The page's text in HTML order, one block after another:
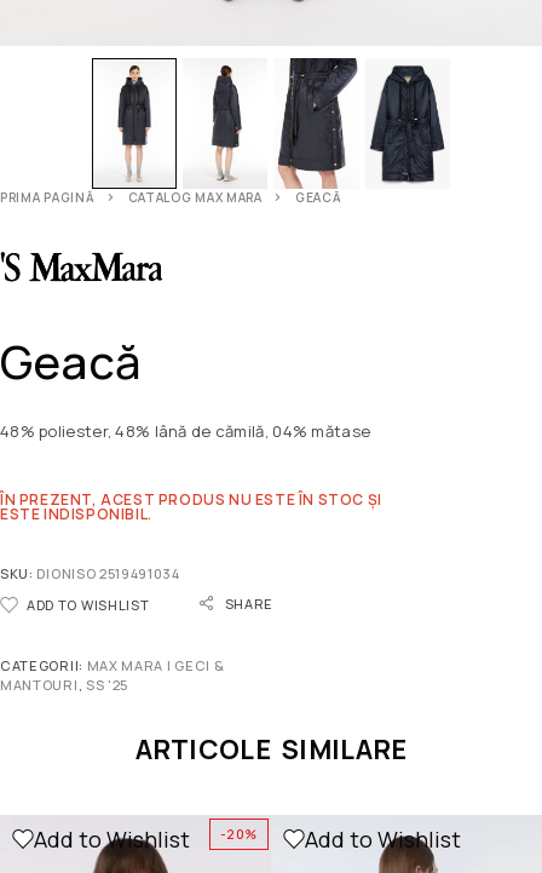
PRIMA PAGINĂ CATALOG MAX MARA GEACĂ
Geacă
48% poliester, 48% lână de cămilă, 04% mătase
ÎN PREZENT, ACEST PRODUS NU ESTE ÎN STOC ȘI
ESTE INDISPONIBIL.
SKU: DIONISO 2519491034
ADD TO WISHLIST
SHARE
CATEGORII: MAX MARA | GECI &
MANTOURI SS '25
ARTICOLE SIMILARE
-20%
Add to Wishlist Add to Wishlist